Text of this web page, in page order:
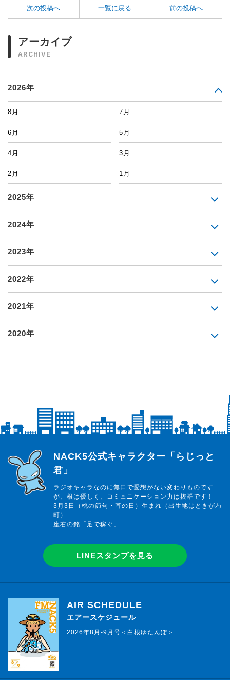
次の投稿へ 一覧に戻る 前の投稿へ
アーカイブ
ARCHIVE
2026年
8月 7月
6月 5月
4月 3月
2月 1月
2025年
2024年
2023年
2022年
2021年
2020年
らじっと君
NACK5公式キャラクター「らじっと
君」
ラジオキャラなのに無口で愛想がない変わりものです
が、根は優しく、コミュニケーション力は抜群です！
3月3日（桃の節句・耳の日）生まれ（出生地はときがわ
町）
座右の銘「足で稼ぐ」
LINEスタンプを見る
AIR SCHEDULE
エアースケジュール
2026年8月-9月号＜白根ゆたんぽ＞